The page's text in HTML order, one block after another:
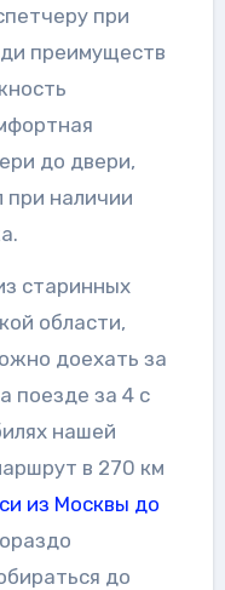
при
преимуществ
до двери,
при наличии
старинных
области,
доехать за
поезде за 4 с
нашей
в 270 км
из Москвы до
до